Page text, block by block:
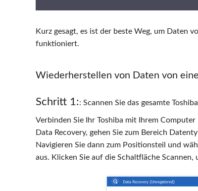
Kurz gesagt, es ist der beste Weg, um Daten
funktioniert.
Wiederherstellen von Daten von
Schritt 1:: Scannen Sie das gesamte
Verbinden Sie Ihr Toshiba mit Ihrem
Data Recovery, gehen Sie zum Bereich
Navigieren Sie dann zum Positionsteil und
aus. Klicken Sie auf die Schaltfläche